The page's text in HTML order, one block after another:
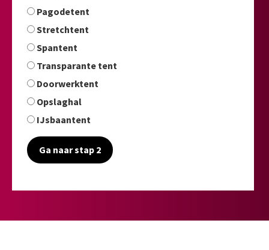
Pagodetent
Stretchtent
Spantent
Transparante tent
Doorwerktent
Opslaghal
IJsbaantent
Ga naar stap 2